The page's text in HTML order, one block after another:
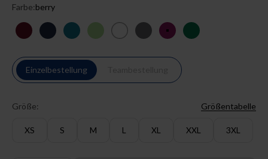
Farbe:berry
bordeauxnavy petrol apfelgrünweiß steingrauberry dunkelgrün
Einzelbestellung
Größe: Größentabelle
XS S M L XL XXL 3XL